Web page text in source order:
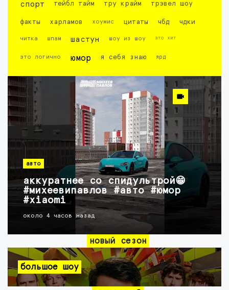
спорт тейбл тайм тру крайм трэвел шоу
факты харламов хоумис цитаты чбд чдки
читка шпам шастун шоу из шоу это хит
это логично юмор я себя знаю ярд
авто
аккуратнее со спидультрой😁
#михеевипавлов #авто #юмор
#xiaomi
около 4 часов назад
новый сезон
большое шоу